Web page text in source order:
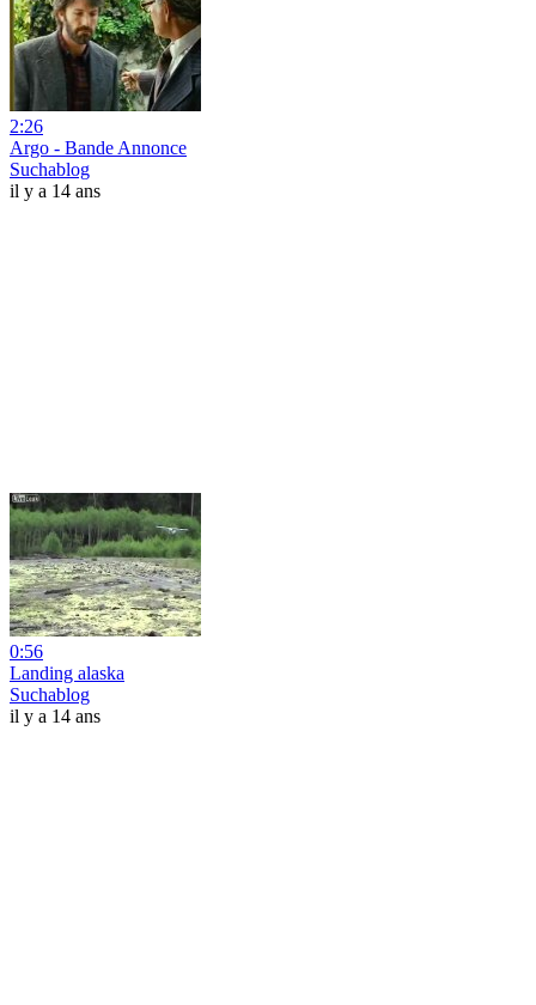
2:26
Argo - Bande Annonce
Suchablog
il y a 14 ans
0:56
Landing alaska
Suchablog
il y a 14 ans